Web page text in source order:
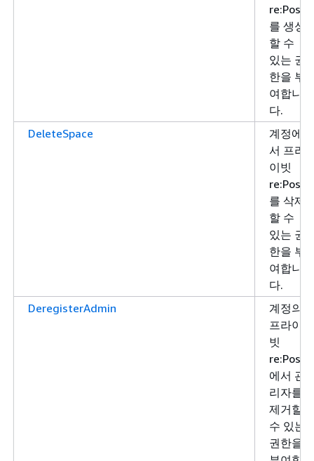
re:Post
를 생성
할 수
있는 권
한을 부
여합니
다.
DeleteSpace
계정에
서 프라
이빗
re:Post
를 삭제
할 수
있는 권
한을 부
여합니
다.
DeregisterAdmin
계정의
프라이
빗
re:Post
에서 관
리자를
제거할
수 있는
권한을